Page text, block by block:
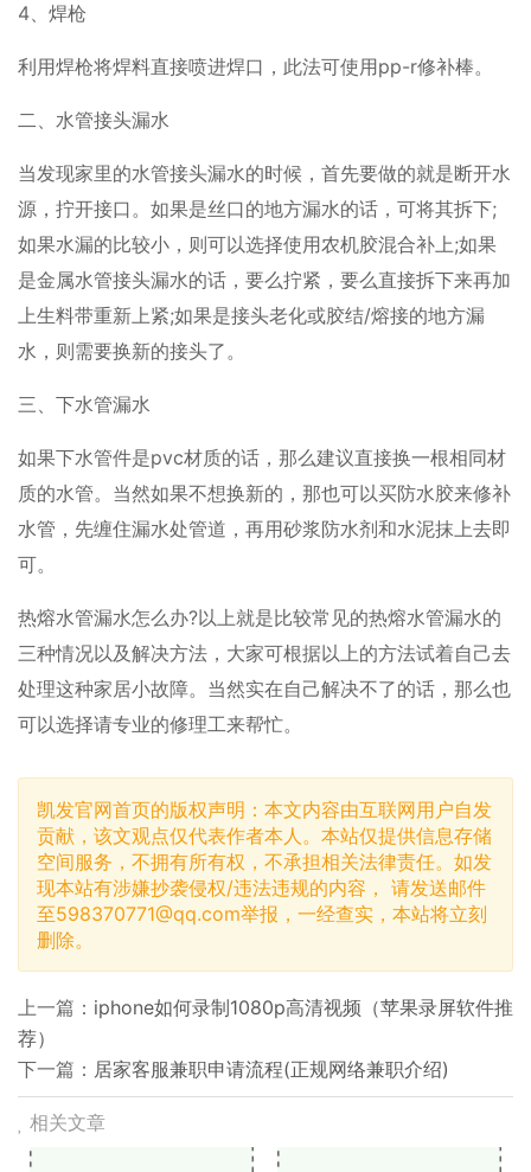
4、焊枪
利用焊枪将焊料直接喷进焊口，此法可使用pp-r修补棒。
二、水管接头漏水
当发现家里的水管接头漏水的时候，首先要做的就是断开水
源，拧开接口。如果是丝口的地方漏水的话，可将其拆下;
如果水漏的比较小，则可以选择使用农机胶混合补上;如果
是金属水管接头漏水的话，要么拧紧，要么直接拆下来再加
上生料带重新上紧;如果是接头老化或胶结/熔接的地方漏
水，则需要换新的接头了。
三、下水管漏水
如果下水管件是pvc材质的话，那么建议直接换一根相同材
质的水管。当然如果不想换新的，那也可以买防水胶来修补
水管，先缠住漏水处管道，再用砂浆防水剂和水泥抹上去即
可。
热熔水管漏水怎么办?以上就是比较常见的热熔水管漏水的
三种情况以及解决方法，大家可根据以上的方法试着自己去
处理这种家居小故障。当然实在自己解决不了的话，那么也
可以选择请专业的修理工来帮忙。
凯发官网首页的版权声明：本文内容由互联网用户自发
贡献，该文观点仅代表作者本人。本站仅提供信息存储
空间服务，不拥有所有权，不承担相关法律责任。如发
现本站有涉嫌抄袭侵权/违法违规的内容， 请发送邮件
至598370771@qq.com举报，一经查实，本站将立刻
删除。
上一篇： iphone如何录制1080p高清视频（苹果录屏软件推
荐）
下一篇： 居家客服兼职申请流程(正规网络兼职介绍)
相关文章